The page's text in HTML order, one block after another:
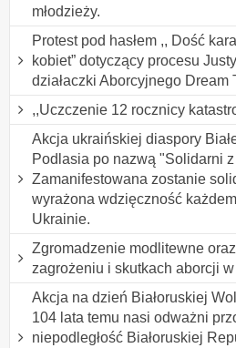
młodzieży.
Protest pod hasłem ,, Dość
kobiet” dotyczący procesu
działaczki Aborcyjnego Dream
,,Uczczenie 12 rocznicy
Akcja ukraińskiej diaspory
Podlasia po nazwą "Solidarni
Zamanifestowana zostanie
wyrażona wdzięczność
Ukrainie.
Zgromadzenie modlitewne
zagrożeniu i skutkach aborcji
Akcja na dzień Białoruskiej
104 lata temu nasi odważni
niepodległość Białoruskiej